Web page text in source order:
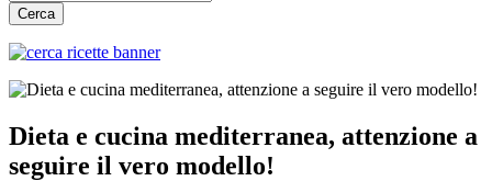
Cerca
Dieta e cucina mediterranea, attenzione a
seguire il vero modello!